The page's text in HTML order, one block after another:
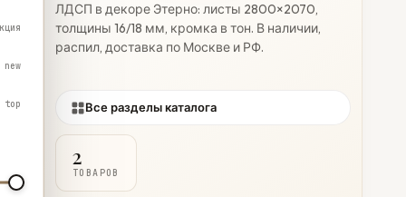
ЛДСП в декоре Этерно: листы 2800×2070,
толщины 16/18 мм, кромка в тон. В наличии,
распил, доставка по Москве и РФ.
Все разделы каталога
2
ТОВАРОВ
new
top